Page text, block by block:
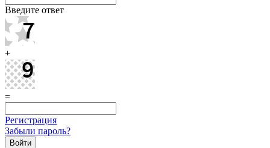
Введите ответ
+
=
Регистрация
Забыли пароль?